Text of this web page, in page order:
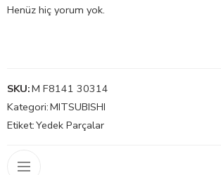
Henüz hiç yorum yok.
SKU:M F8141 30314
Kategori:MITSUBISHI
Etiket:Yedek Parçalar